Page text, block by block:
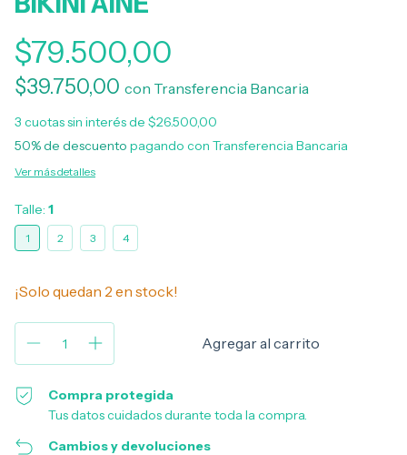
$79.500,00
$39.750,00 con Transferencia Bancaria
3 cuotas sin interés de $26.500,00
50% de descuento pagando con Transferencia Bancaria
Ver más detalles
Talle: 1
1 2 3 4
¡Solo quedan 2 en stock!
Compra protegida
Tus datos cuidados durante toda la compra.
Cambios y devoluciones